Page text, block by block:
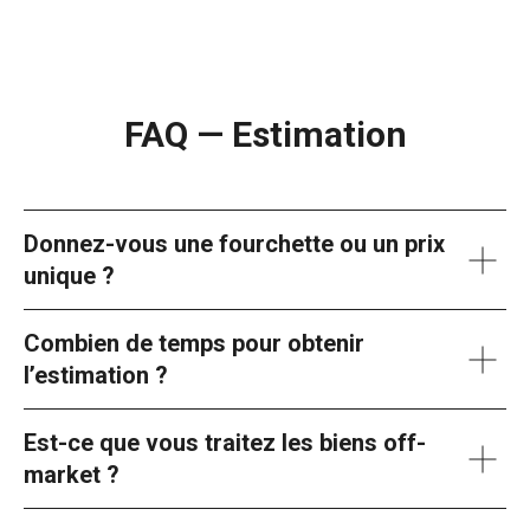
FAQ — Estimation
Donnez-vous une fourchette ou un prix
unique ?
Combien de temps pour obtenir
l’estimation ?
Est-ce que vous traitez les biens off-
market ?